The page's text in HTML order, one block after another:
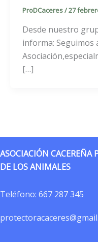
ProDCaceres/27
Desde nuestro
informa: Seguimos
[…]
ASOCIACIÓN CACEREÑA
DE LOS ANIMALES
Teléfono: 667 287 345